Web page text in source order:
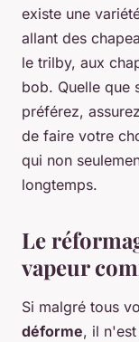
existe une
allant des
le trilby, aux
bob. Quelle que
préférez,
de faire votre
qui non
longtemps.
Le
vapeur
Si malgré tous
déforme, il